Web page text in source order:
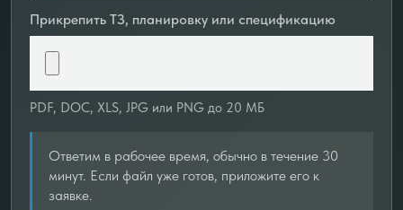
Прикрепить ТЗ, планировку или спецификацию
PDF, DOC, XLS, JPG или PNG до 20 МБ
Ответим в рабочее время, обычно в течение 30
минут. Если файл уже готов, приложите его к
заявке.